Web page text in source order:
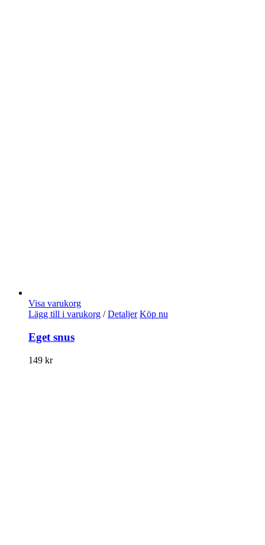
Visa varukorg
Lägg till i varukorg / Detaljer Köp nu
Eget snus
149 kr